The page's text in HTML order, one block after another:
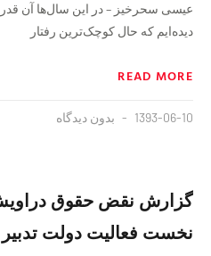
عیسی سحرخیز – در این سال‌ها آن قدر
دیده‌ایم که حال کوچک‌ترین رفتار
READ MORE
1393-06-10 بدون دیدگاه
نخست فعالیت دولت تدبیر